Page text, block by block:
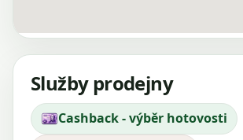
Služby prodejny
Cashback - výběr hotovosti